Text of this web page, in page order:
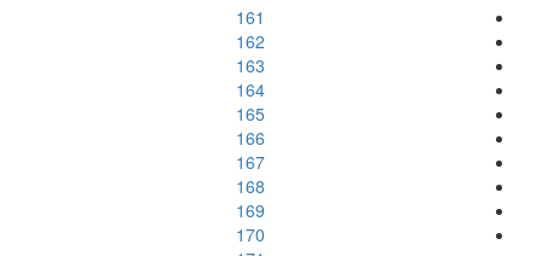
161
162
163
164
165
166
167
168
169
170